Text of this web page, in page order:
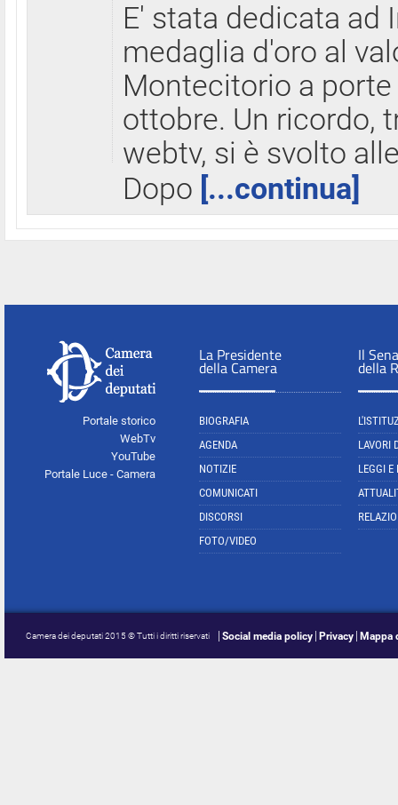
E' stata dedicata ad
medaglia d'oro al
Montecitorio a
ottobre. Un ricordo,
webtv, si è svolto
Dopo [...continua]
Portale storico
WebTv
YouTube
Portale Luce - Camera
La Presidente
della Camera
BIOGRAFIA
AGENDA
NOTIZIE
COMUNICATI
DISCORSI
FOTO/VIDEO
Il
della
LAVORI
LEGGI E
Camera dei deputati 2015 © Tutti i diritti riservati Social media policy Privacy Mappa